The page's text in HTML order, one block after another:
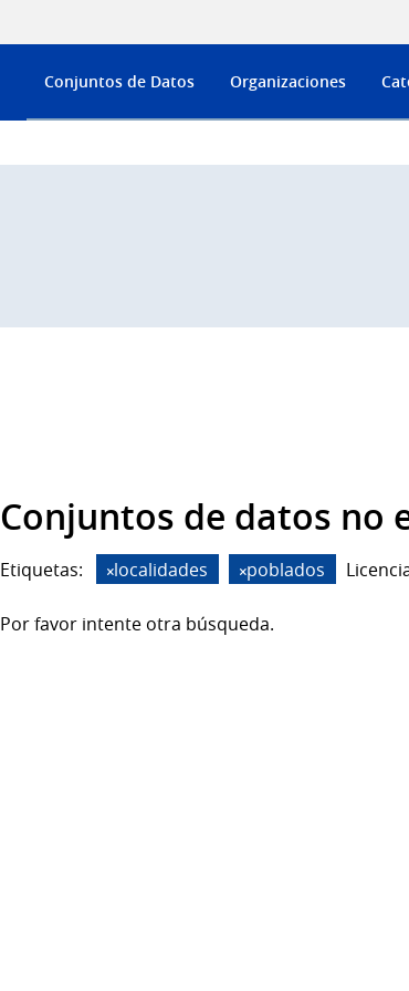
Conjuntos de Datos Organizaciones
Conjuntos de datos no
Etiquetas: localidades poblados
Por favor intente otra búsqueda.